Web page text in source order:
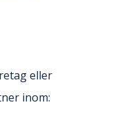
eller
inom: